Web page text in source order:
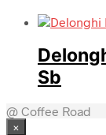
Sb
@ Coffee Road
×